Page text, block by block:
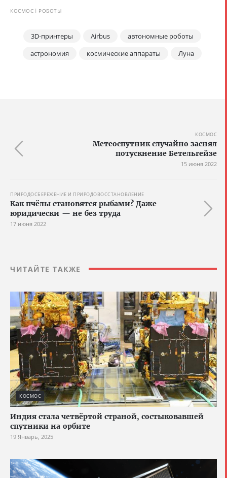
КОСМОС РОБОТЫ
3D-принтеры Airbus
автономные роботы
астрономия
космические аппараты Луна
КОСМОС
Метеоспутник случайно заснял
потускнение Бетельгейзе
15 июня 2022
ПРИРОДОСБЕРЕЖЕНИЕ И ПРИРОДОВОССТАНОВЛЕНИЕ
Как пчёлы становятся рыбами? Даже
юридически — не без труда
17 июня 2022
ЧИТАЙТЕ ТАКЖЕ
КОСМОС
Индия стала четвёртой страной, состыковавшей
спутники на орбите
19 Январь, 2025